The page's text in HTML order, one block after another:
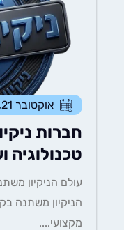
אוקטובר 21, 2025
טכנולוגיה
הניקיון משתנה בקצב
מקצועי....